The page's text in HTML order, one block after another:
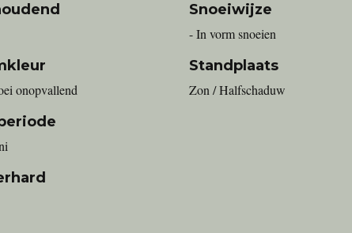
onopvallend
Snoeiwijze
- In vorm snoeien
Standplaats
Zon / Halfschaduw